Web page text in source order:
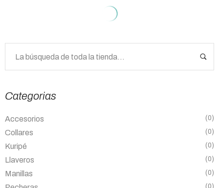
Categorias
Accesorios (0)
Collares (0)
Kuripé (0)
Llaveros (0)
Manillas (0)
(0)